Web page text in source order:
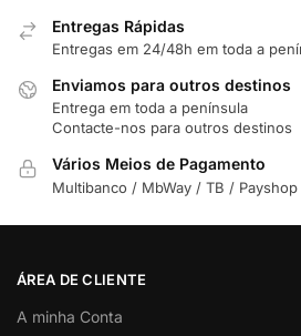
Entregas Rápidas
Entregas em 24/48h em toda a
Enviamos para outros destinos
Entrega em toda a península
Contacte-nos para outros destinos
Vários Meios de Pagamento
Multibanco / MbWay / TB /
ÁREA DE CLIENTE
A minha Conta